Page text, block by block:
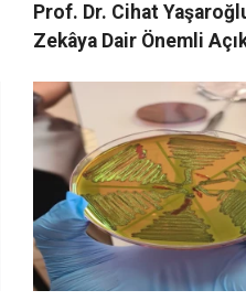
Prof. Dr. Cihat
Zekâya Dair Önemli